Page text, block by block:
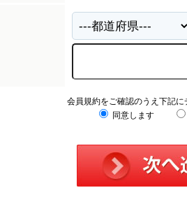
会員規約をご確認のうえ下記に
同意します